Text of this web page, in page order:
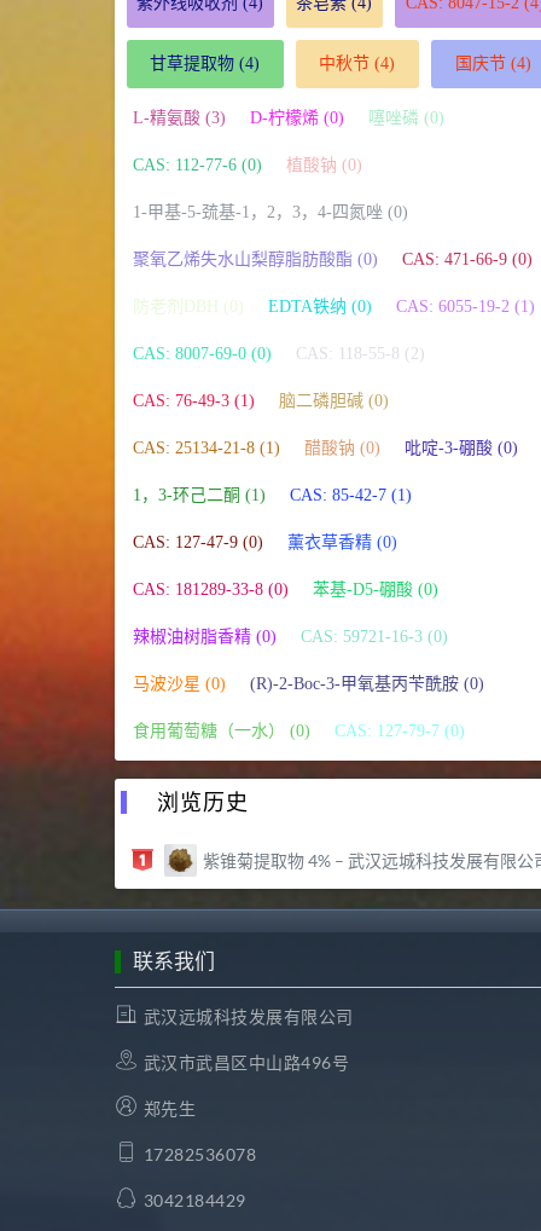
甘草提取物 (4) 中秋节 (4) 国庆节(4)
L-精氨酸 (3) D-柠檬烯 (0) 噻唑磷 (0)
CAS: 112-77-6 (0) 植酸钠 (0)
1-甲基-5-巯基-1，2，3，4-四氮唑 (0)
聚氧乙烯失水山梨醇脂肪酸酯 (0) CAS: 471-66-9 (0)
防老剂DBH (0) EDTA铁纳 (0) CAS: 6055-19-2 (1)
CAS: 8007-69-0 (0) CAS: 118-55-8 (2)
CAS: 76-49-3 (1) 脑二磷胆碱 (0)
CAS: 25134-21-8 (1) 醋酸钠 (0) 吡啶-3-硼酸 (0)
1，3-环己二酮 (1) CAS: 85-42-7 (1)
CAS: 127-47-9 (0) 薰衣草香精 (0)
CAS: 181289-33-8 (0) 苯基-D5-硼酸 (0)
辣椒油树脂香精 (0) CAS: 59721-16-3 (0)
马波沙星 (0) (R)-2-Boc-3-甲氧基丙苄酰胺 (0)
食用葡萄糖（一水） (0) CAS: 127-79-7 (0)
浏览历史
紫锥菊提取物 4% – 武汉远城科技发展有限公
联系我们
武汉远城科技发展有限公司
武汉市武昌区中山路496号
郑先生
17282536078
3042184429